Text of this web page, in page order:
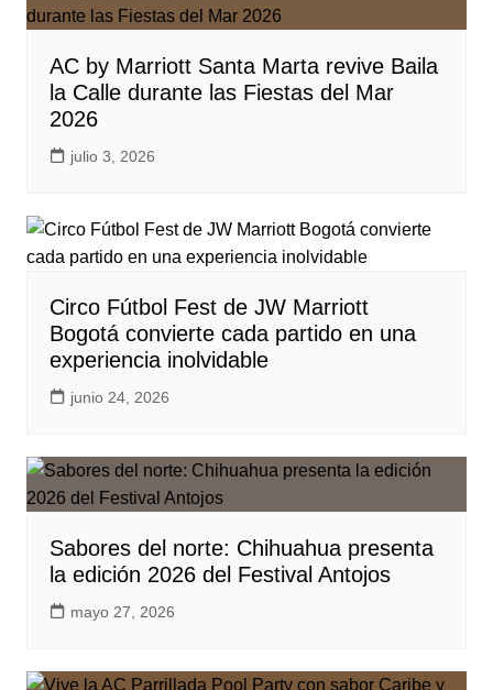
AC by Marriott Santa Marta revive Baila
la Calle durante las Fiestas del Mar
2026
julio 3, 2026
Circo Fútbol Fest de JW Marriott
Bogotá convierte cada partido en una
experiencia inolvidable
junio 24, 2026
Sabores del norte: Chihuahua presenta
la edición 2026 del Festival Antojos
mayo 27, 2026